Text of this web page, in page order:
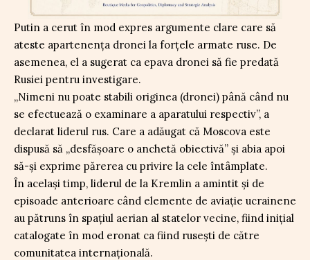
Putin a cerut în mod expres argumente clare care să
ateste apartenența dronei la forțele armate ruse. De
asemenea, el a sugerat ca epava dronei să fie predată
Rusiei pentru investigare.
„Nimeni nu poate stabili originea (dronei) până când nu
se efectuează o examinare a aparatului respectiv”, a
declarat liderul rus. Care a adăugat că Moscova este
dispusă să „desfășoare o anchetă obiectivă” și abia apoi
să-și exprime părerea cu privire la cele întâmplate.
În același timp, liderul de la Kremlin a amintit și de
episoade anterioare când elemente de aviație ucrainene
au pătruns în spațiul aerian al statelor vecine, fiind inițial
catalogate în mod eronat ca fiind rusești de către
comunitatea internațională.